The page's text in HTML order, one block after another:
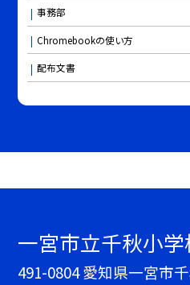
事務部
Chromebookの使い方
配布文書
一宮市立千秋小学
491-0804 愛知県一宮市